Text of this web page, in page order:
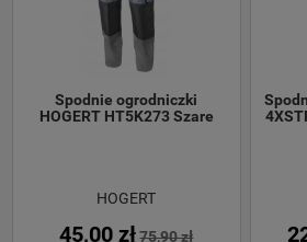
Spodnie ogrodniczki
HOGERT HT5K273 Szare
HOGERT
45,00 zł 75,90 zł